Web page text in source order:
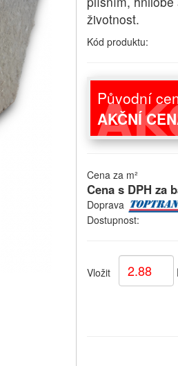
životnost.
Kód produktu:
Původní
AKČNÍ
Cena za m²
Cena s DPH za
Doprava
Dostupnost:
Vložit